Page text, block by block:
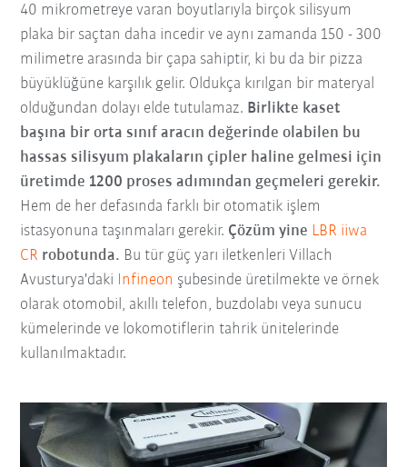
40 mikrometreye varan boyutlarıyla birçok silisyum
plaka bir saçtan daha incedir ve aynı zamanda 150 - 300
milimetre arasında bir çapa sahiptir, ki bu da bir pizza
büyüklüğüne karşılık gelir. Oldukça kırılgan bir materyal
olduğundan dolayı elde tutulamaz. Birlikte kaset
başına bir orta sınıf aracın değerinde olabilen bu
hassas silisyum plakaların çipler haline gelmesi için
üretimde 1200 proses adımından geçmeleri gerekir.
Hem de her defasında farklı bir otomatik işlem
istasyonuna taşınmaları gerekir. Çözüm yine LBR iiwa
CR robotunda. Bu tür güç yarı iletkenleri Villach
Avusturya'daki Infineon şubesinde üretilmekte ve örnek
olarak otomobil, akıllı telefon, buzdolabı veya sunucu
kümelerinde ve lokomotiflerin tahrik ünitelerinde
kullanılmaktadır.